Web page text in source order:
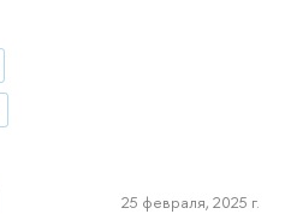
25 февраля, 2025 г.